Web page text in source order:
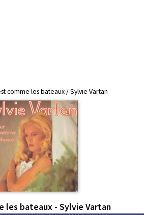
comme les bateaux / Sylvie Vartan
les bateaux - Sylvie Vartan